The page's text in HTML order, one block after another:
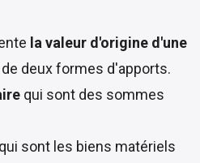
la valeur d'origine d'une
deux formes d'apports.
qui sont des sommes
qui sont les biens matériels